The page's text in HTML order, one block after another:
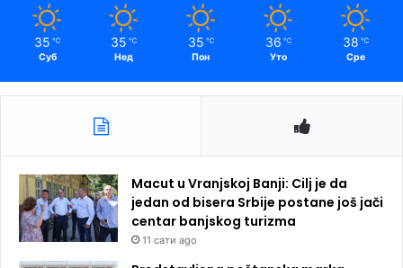
35 ℃
Суб
35 ℃
Нед
35 ℃
Пон
36 ℃
Уто
38 ℃
Сре
Macut u Vranjskoj Banji: Cilj je da
jedan od bisera Srbije postane još jači
centar banjskog turizma
11 сати ago